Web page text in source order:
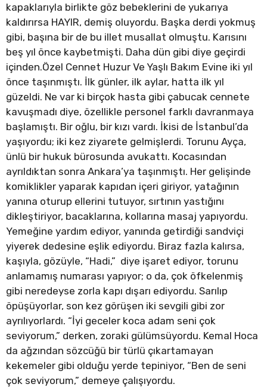
kapaklarıyla birlikte göz bebeklerini de yukarıya
kaldırırsa HAYIR, demiş oluyordu. Başka derdi yokmuş
gibi, başına bir de bu illet musallat olmuştu. Karısını
beş yıl önce kaybetmişti. Daha dün gibi diye geçirdi
içinden.Özel Cennet Huzur Ve Yaşlı Bakım Evine iki yıl
önce taşınmıştı. İlk günler, ilk aylar, hatta ilk yıl
güzeldi. Ne var ki birçok hasta gibi çabucak cennete
kavuşmadı diye, özellikle personel farklı davranmaya
başlamıştı. Bir oğlu, bir kızı vardı. İkisi de İstanbul’da
yaşıyordu; iki kez ziyarete gelmişlerdi. Torunu Ayça,
ünlü bir hukuk bürosunda avukattı. Kocasından
ayrıldıktan sonra Ankara’ya taşınmıştı. Her gelişinde
komiklikler yaparak kapıdan içeri giriyor, yatağının
yanına oturup ellerini tutuyor, sırtının yastığını
dikleştiriyor, bacaklarına, kollarına masaj yapıyordu.
Yemeğine yardım ediyor, yanında getirdiği sandviçi
yiyerek dedesine eşlik ediyordu. Biraz fazla kalırsa,
kaşıyla, gözüyle, “Hadi,” diye işaret ediyor, torunu
anlamamış numarası yapıyor; o da, çok öfkelenmiş
gibi neredeyse zorla kapı dışarı ediyordu. Sarılıp
öpüşüyorlar, son kez görüşen iki sevgili gibi zor
ayrılıyorlardı. “İyi geceler koca adam seni çok
seviyorum,” derken, zoraki gülümsüyordu. Kemal Hoca
da ağzından sözcüğü bir türlü çıkartamayan
kekemeler gibi olduğu yerde tepiniyor, “Ben de seni
çok seviyorum,” demeye çalışıyordu.